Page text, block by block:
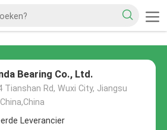
Bearing Co., Ltd.
Tianshan Rd, Wuxi City, Jiangsu
Leverancier